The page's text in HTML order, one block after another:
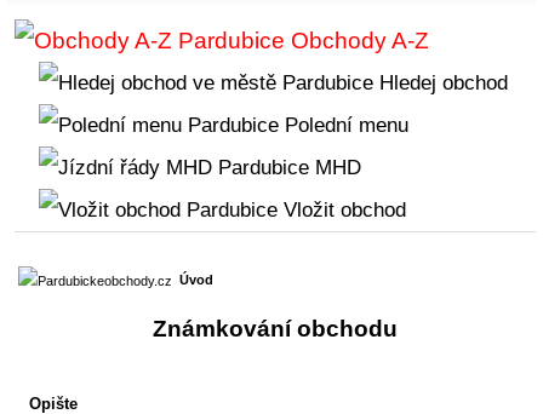
Obchody A-Z
Hledej obchod
Polední menu
MHD
Vložit obchod
Úvod
Známkování obchodu
Opište